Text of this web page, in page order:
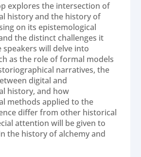
explores the intersection of
history and the history of
on its epistemological
the distinct challenges it
speakers will delve into
as the role of formal models
narratives, the
digital and
history, and how
methods applied to the
differ from other historical
attention will be given to
the history of alchemy and